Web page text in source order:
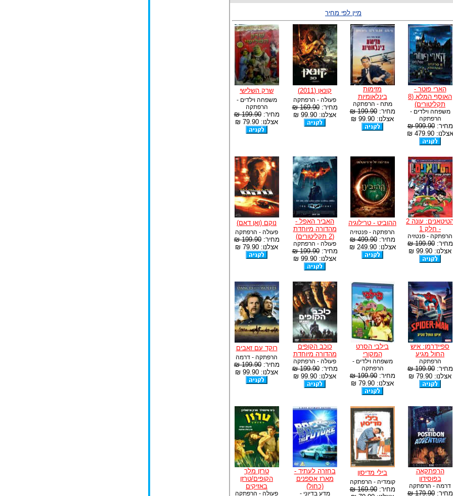
מיין לפי מחיר
הארי פוטר -
האוסף המלא (8
תקליטורים)
משפחה וילדים -
הרפתקה
מחיר:999.90 ₪
אצלנו: 479.90 ₪
מזימות
בינלאומיות
מתח - הרפתקה
מחיר:199.90 ₪
אצלנו: 99.90 ₪
קונאן (2011)
פעולה - הרפתקה
מחיר:169.90 ₪
אצלנו: 99.90 ₪
שרק השלישי
משפחה וילדים -
הרפתקה
מחיר:199.90 ₪
אצלנו: 79.90 ₪
הטיטאנים: עונה 2
- חלק 1
הרפתקה - פנטזיה
מחיר:199.90 ₪
אצלנו: 99.90 ₪
ההוביט - טרילוגיה
הרפתקה - פנטזיה
מחיר:499.90 ₪
אצלנו: 249.90 ₪
האביר האפל -
מהדורה מיוחדת
(2 תקליטורים)
פעולה - הרפתקה
מחיר:199.90 ₪
אצלנו: 99.90 ₪
נוקם (ואן דאם)
פעולה - הרפתקה
מחיר:199.90 ₪
אצלנו: 79.90 ₪
ספיידרמן: איש
החול מגיע
הרפתקה
מחיר:199.90 ₪
אצלנו: 79.90 ₪
בילבי הסרט
המקורי
משפחה וילדים -
הרפתקה
מחיר:199.90 ₪
אצלנו: 79.90 ₪
כוכב הקופים
מהדורה מיוחדת
פעולה - הרפתקה
מחיר:199.90 ₪
אצלנו: 99.90 ₪
רוקד עם זאבים
הרפתקה - דרמה
מחיר:199.90 ₪
אצלנו: 99.90 ₪
הרפתקאה
בפוסידון
דרמה - הרפתקה
מחיר:179.90 ₪
בילי מדיסון
קומדיה - הרפתקה
מחיר:169.90 ₪
בחזרה לעתיד -
מארז אספנים
(כחול)
מדע בדיוני -
טרזן מלך
הקופים/טרזן
באזיקים
פעולה - הרפתקה